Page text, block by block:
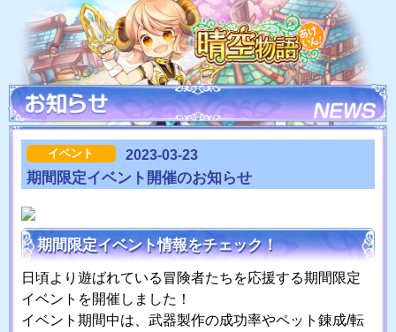
イベント 2023-03-23
期間限定イベント開催のお知らせ
期間限定イベント情報をチェック！
日頃より遊ばれている冒険者たちを応援する期間限定
イベントを開催しました！
イベント期間中は、武器製作の成功率やペット錬成/転